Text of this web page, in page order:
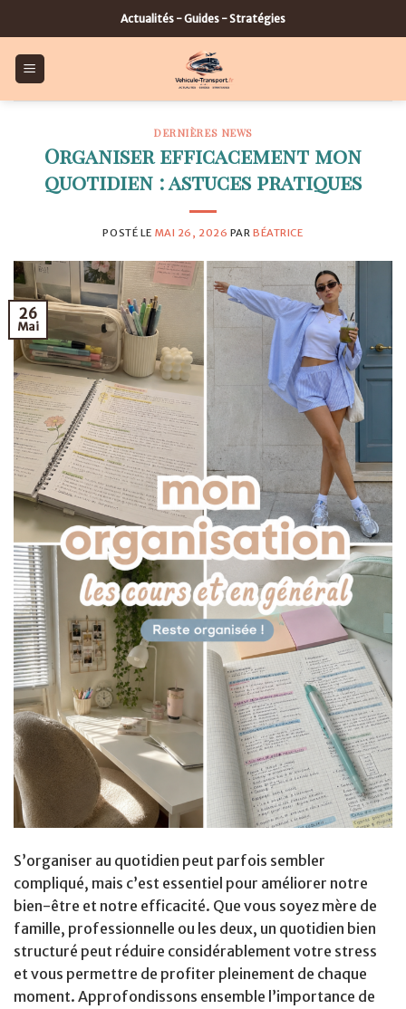
to
content
Actualités - Guides - Stratégies
DERNIÈRES NEWS
Organiser efficacement mon
quotidien : astuces pratiques
POSTÉ LE MAI 26, 2026 PARBÉATRICE
26
Mai
S’organiser au quotidien peut parfois sembler
compliqué, mais c’est essentiel pour améliorer notre
bien-être et notre efficacité. Que vous soyez mère de
famille, professionnelle ou les deux, un quotidien bien
structuré peut réduire considérablement votre stress
et vous permettre de profiter pleinement de chaque
moment. Approfondissons ensemble l’importance de